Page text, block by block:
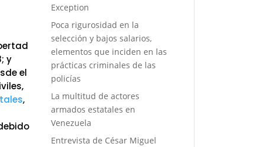
y
el
,
Exception
Poca rigurosidad en la
selección y bajos salarios,
elementos que inciden en las
prácticas criminales de las
policías
La multitud de actores
armados estatales en
Venezuela
Entrevista de César Miguel